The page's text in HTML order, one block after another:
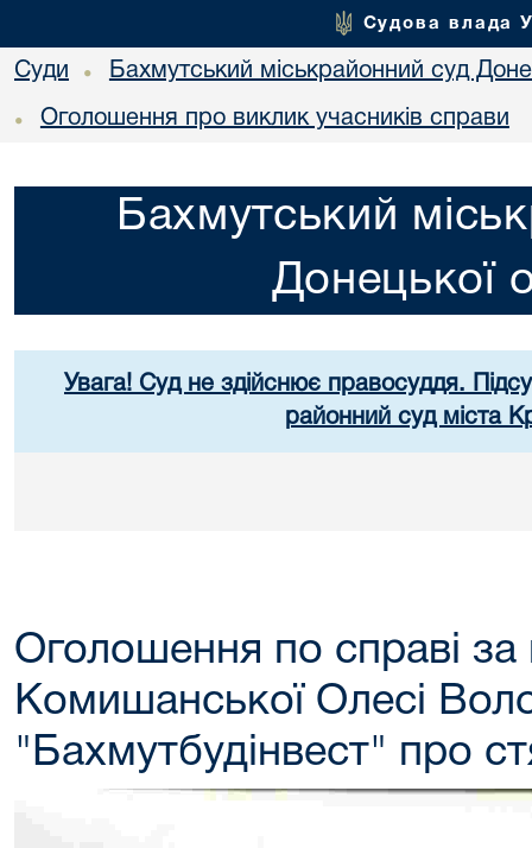
Судова влада
Суди • Бахмутський міськрайонний суд
• Оголошення про виклик учасників справи
Бахмутський
Донецької
Увага! Суд не здійснює правосуддя.
районний суд міста
Оголошення по справі
Комишанської Олесі
"Бахмутбудінвест" про